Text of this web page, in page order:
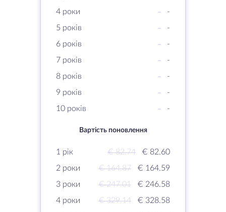
4 роки
-
-
5 років
-
-
6 років
-
-
7 років
-
-
8 років
-
-
9 років
-
-
10 років
- -
Вартість поновлення
1 рік € 82.74
€ 82.60
2 роки
€ 164.87
€ 164.59
3 роки
€ 247.01
€ 246.58
4 роки
€ 329.14
€ 328.58